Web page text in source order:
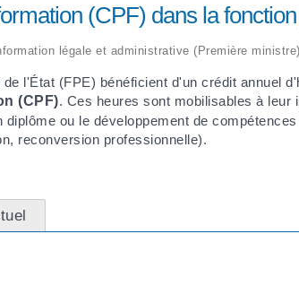
(CPF) dans la
légale et administrative (Première ministre)
l'État (FPE) bénéficient d'un crédit annuel
(CPF). Ces heures sont mobilisables à
ou le développement de
reconversion professionnelle).